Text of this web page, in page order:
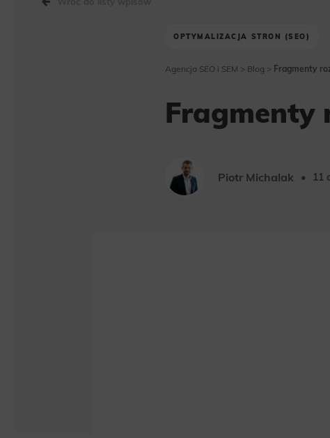
OPTYMALIZACJA STRON (SEO)
Agencja SEO i SEM > Blog > Fragmenty
Fragmenty
Piotr Michalak 11